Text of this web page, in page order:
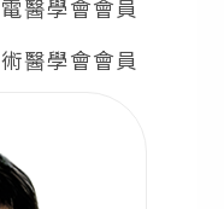
醫學會會員
醫學會會員